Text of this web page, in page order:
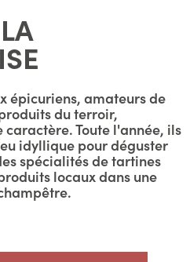
épicuriens, amateurs de
du terroir,
Toute l'année, ils
idyllique pour déguster
spécialités de tartines
locaux dans une